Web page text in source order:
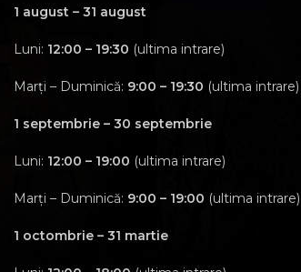
1 august – 31 august
Luni: 12:00 – 19:30 (ultima intrare)
Marți – Duminică: 9:00 – 19:30 (ultima intrare)
1 septembrie – 30 septembrie
Luni: 12:00 – 19:00 (ultima intrare)
Marți – Duminică: 9:00 – 19:00 (ultima intrare)
1 octombrie – 31 martie